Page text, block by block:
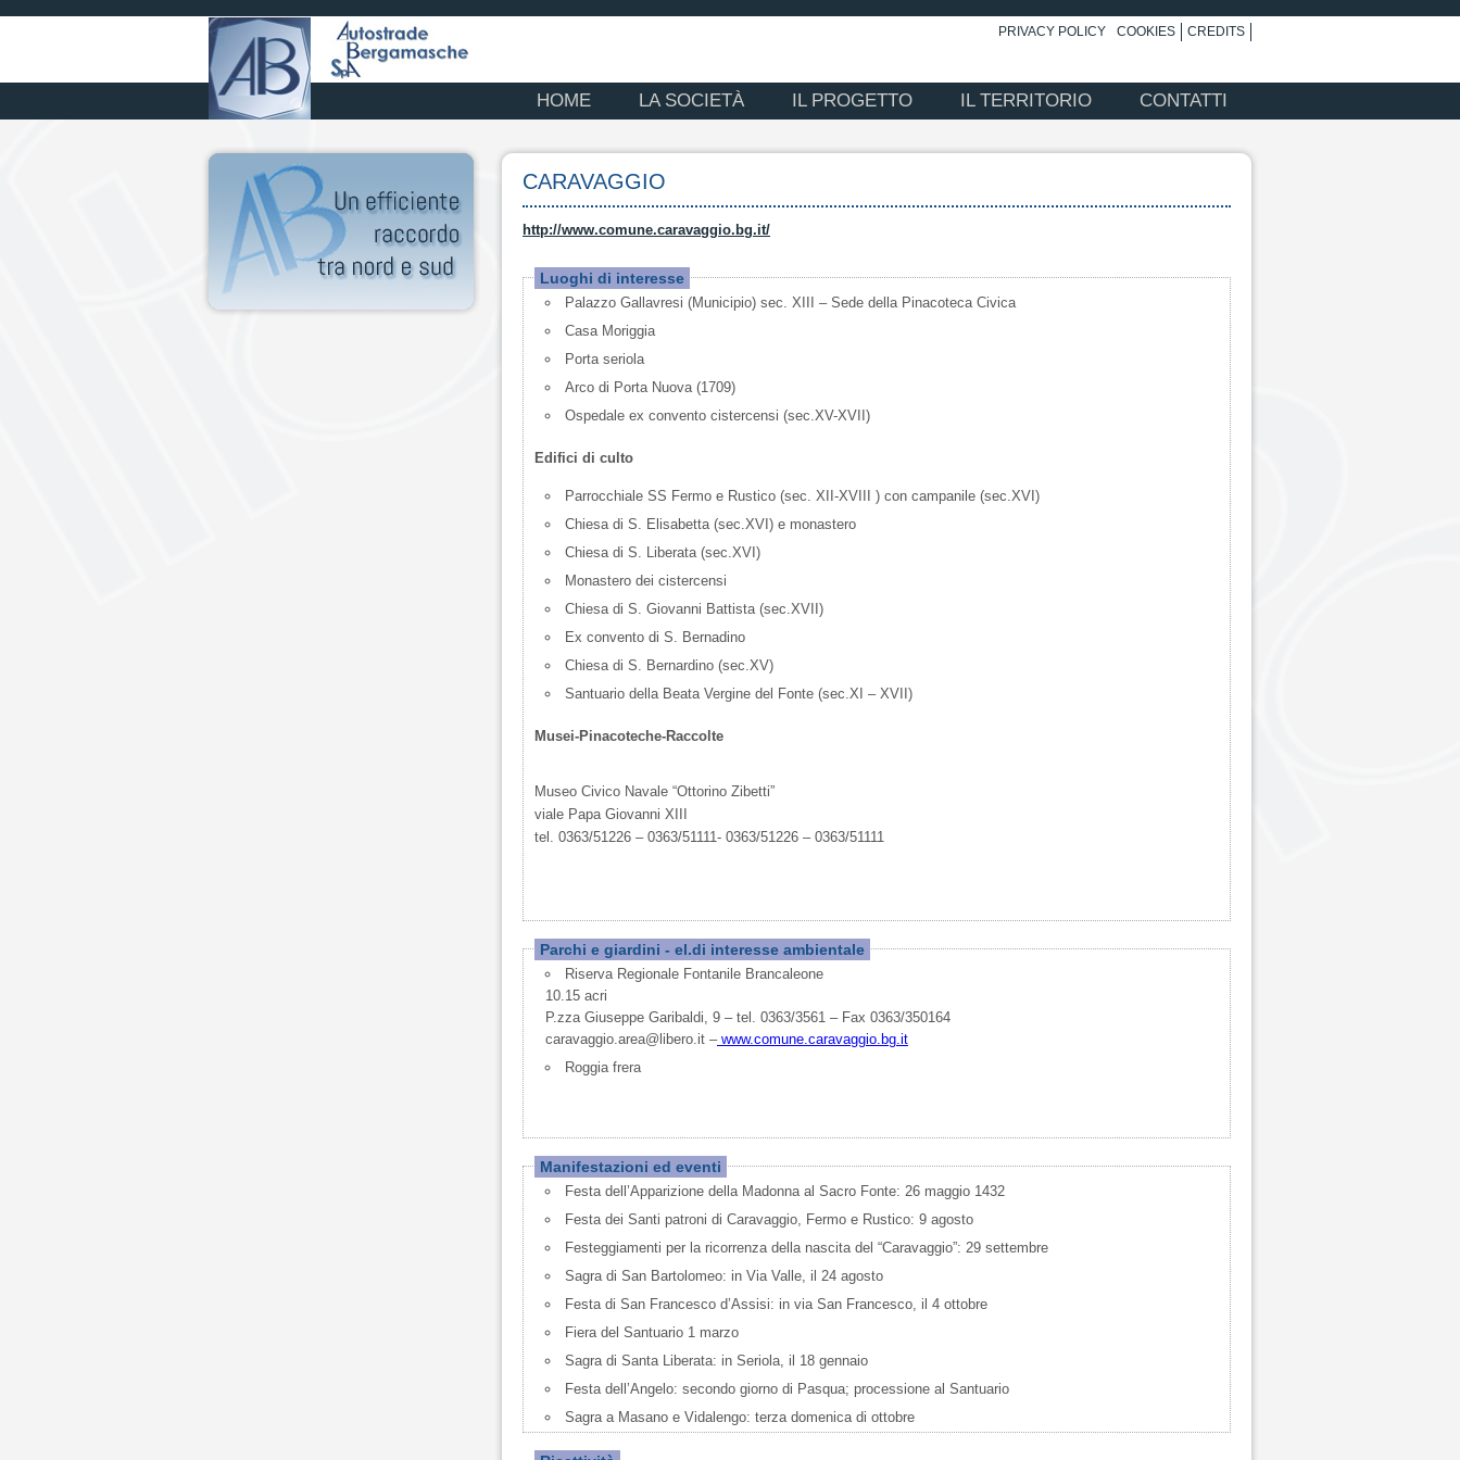
PRIVACY POLICY COOKIES CREDITS
HOME LA SOCIETÀ IL PROGETTO IL TERRITORIO CONTATTI
CARAVAGGIO
http://www.comune.caravaggio.bg.it/
Luoghi di interesse
Palazzo Gallavresi (Municipio) sec. XIII – Sede della Pinacoteca Civica
Casa Moriggia
Porta seriola
Arco di Porta Nuova (1709)
Ospedale ex convento cistercensi (sec.XV-XVII)
Edifici di culto
Parrocchiale SS Fermo e Rustico (sec. XII-XVIII ) con campanile (sec.XVI)
Chiesa di S. Elisabetta (sec.XVI) e monastero
Chiesa di S. Liberata (sec.XVI)
Monastero dei cistercensi
Chiesa di S. Giovanni Battista (sec.XVII)
Ex convento di S. Bernadino
Chiesa di S. Bernardino (sec.XV)
Santuario della Beata Vergine del Fonte (sec.XI – XVII)
Musei-Pinacoteche-Raccolte
Museo Civico Navale “Ottorino Zibetti”
viale Papa Giovanni XIII
tel. 0363/51226 – 0363/51111- 0363/51226 – 0363/51111
Parchi e giardini - el.di interesse ambientale
Riserva Regionale Fontanile Brancaleone
10.15 acri
P.zza Giuseppe Garibaldi, 9 – tel. 0363/3561 – Fax 0363/350164
caravaggio.area@libero.it –www.comune.caravaggio.bg.it
Roggia frera
Manifestazioni ed eventi
Festa dell’Apparizione della Madonna al Sacro Fonte: 26 maggio 1432
Festa dei Santi patroni di Caravaggio, Fermo e Rustico: 9 agosto
Festeggiamenti per la ricorrenza della nascita del “Caravaggio”: 29 settembre
Sagra di San Bartolomeo: in Via Valle, il 24 agosto
Festa di San Francesco d’Assisi: in via San Francesco, il 4 ottobre
Fiera del Santuario 1 marzo
Sagra di Santa Liberata: in Seriola, il 18 gennaio
Festa dell’Angelo: secondo giorno di Pasqua; processione al Santuario
Sagra a Masano e Vidalengo: terza domenica di ottobre